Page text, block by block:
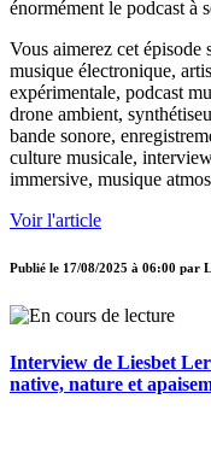
énormément le podcast à
Vous aimerez cet épisode
musique électronique,
expérimentale, podcast
drone ambient,
bande sonore,
culture musicale,
immersive, musique
Voir l'article
Publié le 17/08/2025 à 06:00 par
Interview de Liesbet
native, nature et